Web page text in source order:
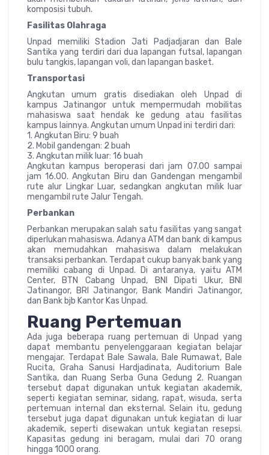
komposisi tubuh.
Fasilitas Olahraga
Unpad memiliki Stadion Jati Padjadjaran dan Bale
Santika yang terdiri dari dua lapangan futsal, lapangan
bulu tangkis, lapangan voli, dan lapangan basket.
Transportasi
Angkutan umum gratis disediakan oleh Unpad di
kampus Jatinangor untuk mempermudah mobilitas
mahasiswa saat hendak ke gedung atau fasilitas
kampus lainnya. Angkutan umum Unpad ini terdiri dari:
1. Angkutan Biru: 9 buah
2. Mobil gandengan: 2 buah
3. Angkutan milik luar: 16 buah
Angkutan kampus beroperasi dari jam 07.00 sampai
jam 16.00. Angkutan Biru dan Gandengan mengambil
rute alur Lingkar Luar, sedangkan angkutan milik luar
mengambil rute Jalur Tengah.
Perbankan
Perbankan merupakan salah satu fasilitas yang sangat
diperlukan mahasiswa. Adanya ATM dan bank di kampus
akan memudahkan mahasiswa dalam melakukan
transaksi perbankan. Terdapat cukup banyak bank yang
memiliki cabang di Unpad. Di antaranya, yaitu ATM
Center, BTN Cabang Unpad, BNI Dipati Ukur, BNI
Jatinangor, BRI Jatinangor, Bank Mandiri Jatinangor,
dan Bank bjb Kantor Kas Unpad.
Ruang Pertemuan
Ada juga beberapa ruang pertemuan di Unpad yang
dapat membantu penyelenggaraan kegiatan belajar
mengajar. Terdapat Bale Sawala, Bale Rumawat, Bale
Rucita, Graha Sanusi Hardjadinata, Auditorium Bale
Santika, dan Ruang Serba Guna Gedung 2. Ruangan
tersebut dapat digunakan untuk kegiatan akademik,
seperti kegiatan seminar, sidang, rapat, wisuda, serta
pertemuan internal dan eksternal. Selain itu, gedung
tersebut juga dapat digunakan untuk kegiatan di luar
akademik, seperti disewakan untuk kegiatan resepsi.
Kapasitas gedung ini beragam, mulai dari 70 orang
hingga 1000 orang.